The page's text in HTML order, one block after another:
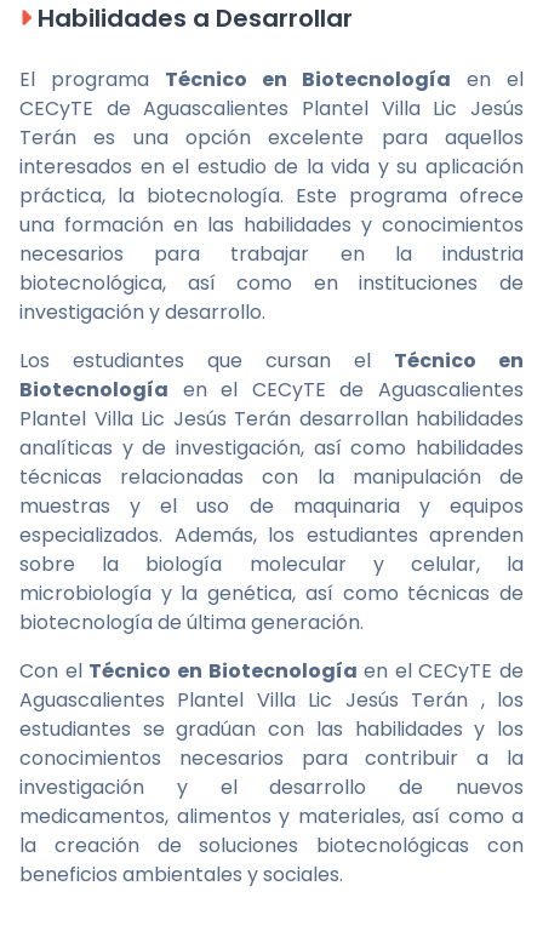
Habilidades a Desarrollar
El programa Técnico en Biotecnología en el
CECyTE de Aguascalientes Plantel Villa Lic Jesús
Terán es una opción excelente para aquellos
interesados en el estudio de la vida y su aplicación
práctica, la biotecnología. Este programa ofrece
una formación en las habilidades y conocimientos
necesarios para trabajar en la industria
biotecnológica, así como en instituciones de
investigación y desarrollo.
Los estudiantes que cursan el Técnico en
Biotecnología en el CECyTE de Aguascalientes
Plantel Villa Lic Jesús Terán desarrollan habilidades
analíticas y de investigación, así como habilidades
técnicas relacionadas con la manipulación de
muestras y el uso de maquinaria y equipos
especializados. Además, los estudiantes aprenden
sobre la biología molecular y celular, la
microbiología y la genética, así como técnicas de
biotecnología de última generación.
Con el Técnico en Biotecnología en el CECyTE de
Aguascalientes Plantel Villa Lic Jesús Terán , los
estudiantes se gradúan con las habilidades y los
conocimientos necesarios para contribuir a la
investigación y el desarrollo de nuevos
medicamentos, alimentos y materiales, así como a
la creación de soluciones biotecnológicas con
beneficios ambientales y sociales.